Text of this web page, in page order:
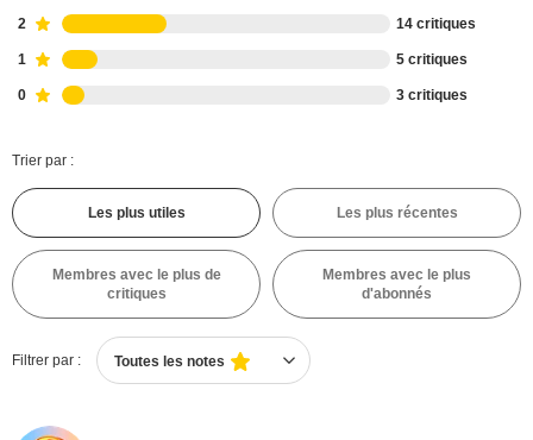
2 14 critiques
1 5 critiques
0 3 critiques
Trier par :
Les plus utiles Les plus récentes
Membres avec le plus de
critiques
Membres avec le plus
d'abonnés
Filtrer par : Toutes les notes